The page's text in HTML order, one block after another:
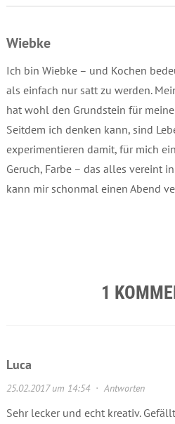
Wiebke
Ich bin Wiebke – und Kochen
als einfach nur satt zu werden.
hat wohl den Grundstein für
Seitdem ich denken kann, sind
experimentieren damit, für mich
Geruch, Farbe – das alles vereint
kann mir schonmal einen Abend
1
Luca
25.02.2017 um 14:54· Antworten
Sehr lecker und echt kreativ.